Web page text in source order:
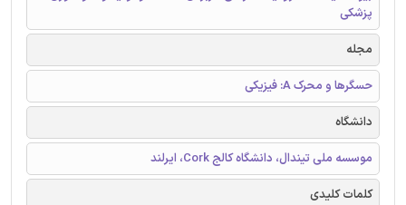
پزشکی
مجله
حسگرها و محرک A: فیزیکی
دانشگاه
موسسه ملی تیندال، دانشگاه کالج Cork، ایرلند
کلمات کلیدی